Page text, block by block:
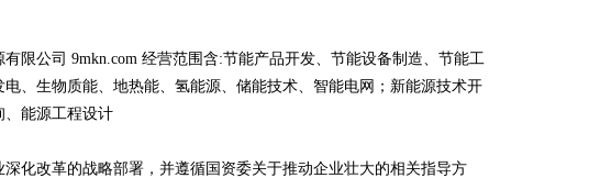
限公司 9mkn.com 经营范围含:节能产品开发、节能设备制造、节能工
、生物质能、地热能、氢能源、储能技术、智能电网；新能源技术开
、能源工程设计
化改革的战略部署，并遵循国资委关于推动企业壮大的相关指导方